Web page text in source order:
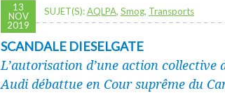
13
NOV
2019
SUJET(S):AQLPA, Smog, Transports
SCANDALE DIESELGATE
L’autorisation d’une action collective
Audi débattue en Cour suprême du